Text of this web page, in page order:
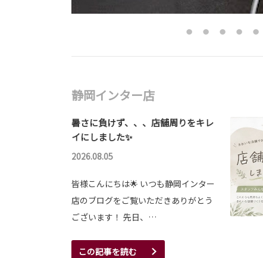
静岡インター店
暑さに負けず、、、店舗周りをキレ
イにしました✨
2026.08.05
皆様こんにちは🌟 いつも静岡インター
店のブログをご覧いただきありがとう
ございます！ 先日、…
この記事を読む